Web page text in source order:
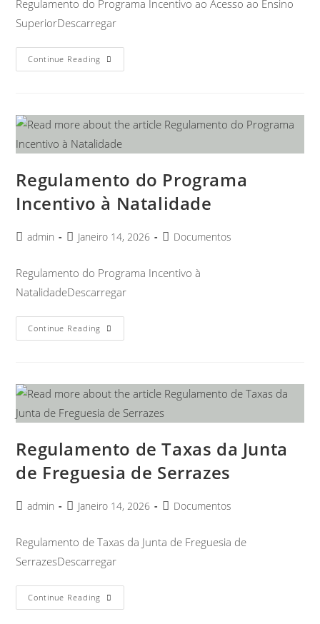
Regulamento do Programa Incentivo ao Acesso ao Ensino
SuperiorDescarregar
Continue Reading
Regulamento do Programa
Incentivo à Natalidade
admin Janeiro 14, 2026 Documentos
Regulamento do Programa Incentivo à
NatalidadeDescarregar
Continue Reading
Regulamento de Taxas da Junta
de Freguesia de Serrazes
admin Janeiro 14, 2026 Documentos
Regulamento de Taxas da Junta de Freguesia de
SerrazesDescarregar
Continue Reading